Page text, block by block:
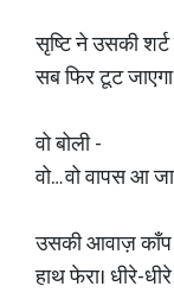
सृष्टि ने उसकी
सब फिर टूट
वो बोली -
वो… वो वापस आ
उसकी आवाज़ काँप
हाथ फेरा। धीरे-